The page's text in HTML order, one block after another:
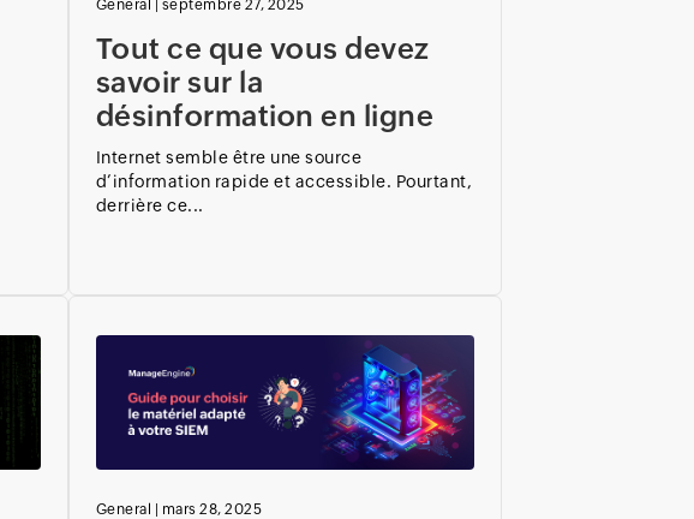
General septembre 27, 2025
Tout ce que vous devez
savoir sur la
désinformation en ligne
Internet semble être une source
d’information rapide et accessible. Pourtant,
derrière ce...
General mars 28, 2025